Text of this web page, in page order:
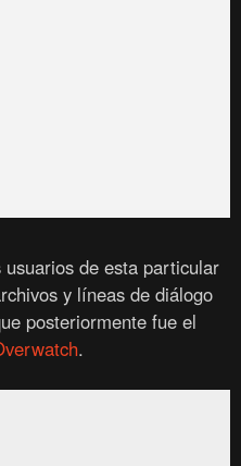
de esta particular
y líneas de diálogo
posteriormente fue el
.